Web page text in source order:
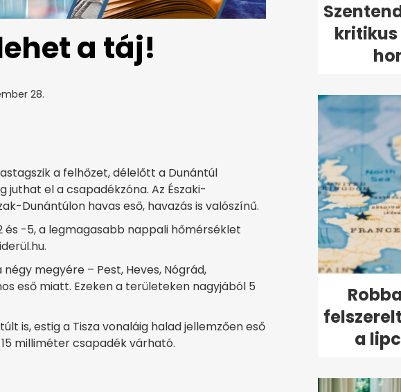
a táj!
28.
a felhőzet, délelőtt a Dunántúl
juthat el a csapadékzóna. Az Északi-
Dunántúlon havas eső, havazás is valószínű.
-5, a legmagasabb nappali hőmérséklet
megyére – Pest, Heves, Nógrád,
eső miatt. Ezeken a területeken nagyjából 5
is, estig a Tisza vonaláig halad jellemzően eső
milliméter csapadék várható.
kritikus
a